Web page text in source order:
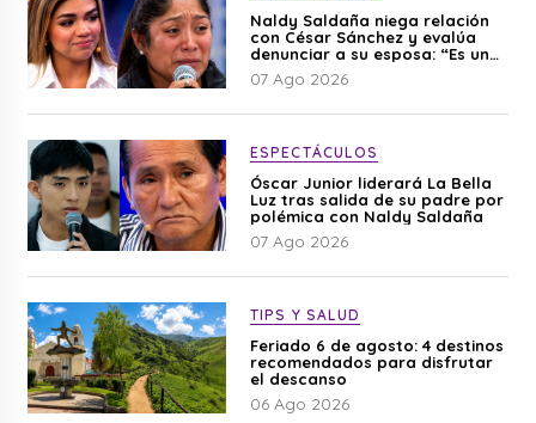
Naldy Saldaña niega relación
con César Sánchez y evalúa
denunciar a su esposa: “Es una
difamación”
07 Ago 2026
ESPECTÁCULOS
Óscar Junior liderará La Bella
Luz tras salida de su padre por
polémica con Naldy Saldaña
07 Ago 2026
TIPS Y SALUD
Feriado 6 de agosto: 4 destinos
recomendados para disfrutar
el descanso
06 Ago 2026